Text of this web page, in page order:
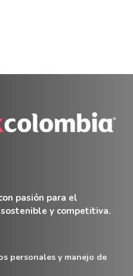
pasión para el
y competitiva.
personales y manejo de